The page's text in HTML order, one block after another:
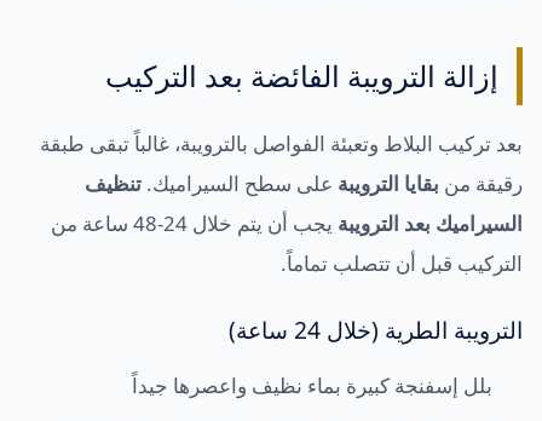
إزالة الترويبة الفائضة بعد التركيب
بعد تركيب البلاط وتعبئة الفواصل بالترويبة، غالباً تبقى طبقة
رقيقة من بقايا الترويبة على سطح السيراميك. تنظيف
السيراميك بعد الترويبة
يجب أن يتم خلال 24-48 ساعة من
التركيب قبل أن تتصلب تماماً.
الترويبة الطرية (خلال 24 ساعة)
بلل إسفنجة كبيرة بماء نظيف واعصرها جيداً